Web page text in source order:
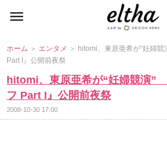
ホーム ＞ エンタメ ＞ hitomi、東原亜希が“妊婦
Part I』公開前夜祭
hitomi、東原亜希が“妊婦競演”
フ Part I』公開前夜祭
2008-10-30 17:00